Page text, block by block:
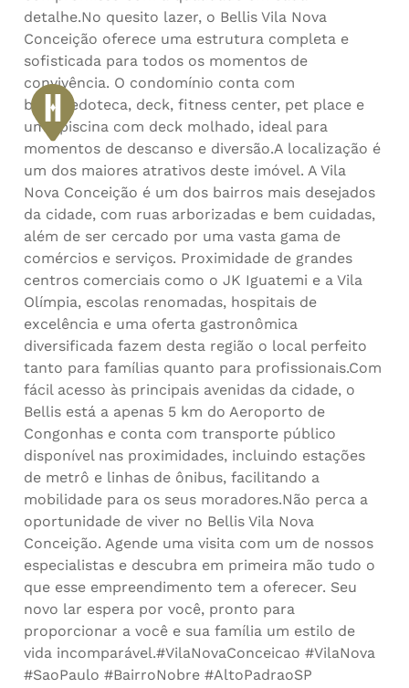
detalhe.No quesito lazer, o Bellis Vila Nova
Conceição oferece uma estrutura completa e
sofisticada para todos os momentos de
convivência. O condomínio conta com
brinquedoteca, deck, fitness center, pet place e
uma piscina com deck molhado, ideal para
momentos de descanso e diversão.A localização é
um dos maiores atrativos deste imóvel. A Vila
Nova Conceição é um dos bairros mais desejados
da cidade, com ruas arborizadas e bem cuidadas,
além de ser cercado por uma vasta gama de
comércios e serviços. Proximidade de grandes
centros comerciais como o JK Iguatemi e a Vila
Olímpia, escolas renomadas, hospitais de
excelência e uma oferta gastronômica
diversificada fazem desta região o local perfeito
tanto para famílias quanto para profissionais.Com
fácil acesso às principais avenidas da cidade, o
Bellis está a apenas 5 km do Aeroporto de
Congonhas e conta com transporte público
disponível nas proximidades, incluindo estações
de metrô e linhas de ônibus, facilitando a
mobilidade para os seus moradores.Não perca a
oportunidade de viver no Bellis Vila Nova
Conceição. Agende uma visita com um de nossos
especialistas e descubra em primeira mão tudo o
que esse empreendimento tem a oferecer. Seu
novo lar espera por você, pronto para
proporcionar a você e sua família um estilo de
vida incomparável.#VilaNovaConceicao #VilaNova
#SaoPaulo #BairroNobre #AltoPadraoSP